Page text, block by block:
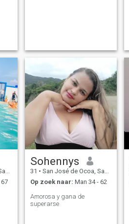
Sohennys
31 • San José de Ocoa, San José de Ocoa, Dominicaanse Rep.
Op zoek naar: Man 34 - 62
Amorosa y gana de
superarse